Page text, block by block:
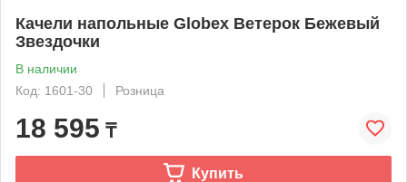
Качели напольные Globex Ветерок Бежевый
Звездочки
В наличии
Код: 1601-30
Розница
18 595 ₸
Купить